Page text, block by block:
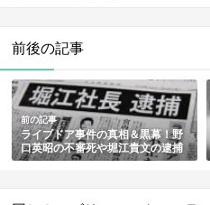
前後の記事
前の記事
ライブドア事件の真相＆黒幕！野
口英昭の不審死や堀江貴文の逮捕
をわかりやすく解説